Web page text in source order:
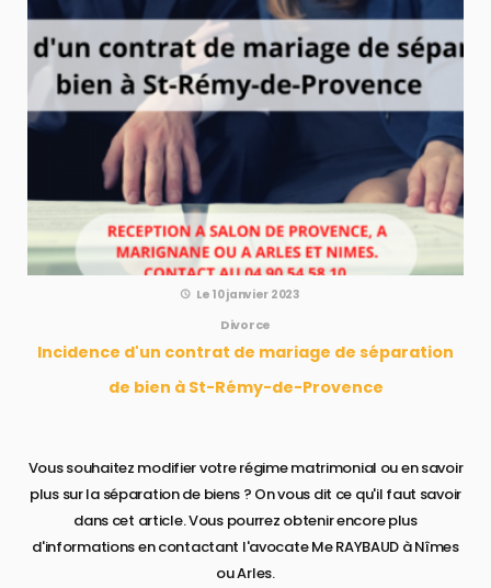
Le 10 janvier 2023
Divorce
Incidence d'un contrat de mariage de séparation
de bien à St-Rémy-de-Provence
Vous souhaitez modifier votre régime matrimonial ou en savoir
plus sur la séparation de biens ? On vous dit ce qu'il faut savoir
dans cet article. Vous pourrez obtenir encore plus
d'informations en contactant l'avocate Me RAYBAUD à Nîmes
ou Arles.